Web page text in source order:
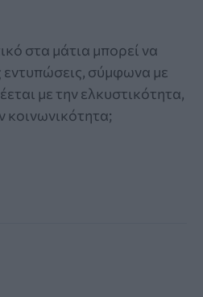
στα μάτια μπορεί να
εντυπώσεις, σύμφωνα με
με την ελκυστικότητα,
κοινωνικότητα;